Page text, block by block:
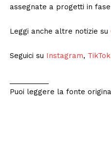
assegnate a progetti in
Leggi anche altre notizie su
Seguici su Instagram, TikTok
Puoi leggere la fonte